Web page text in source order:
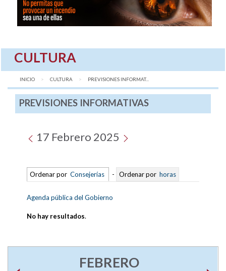
CULTURA
INICIO CULTURA AQUÍ:
PREVISIONES INFORMAT...
PREVISIONES INFORMATIVAS
17 Febrero 2025
Ordenar por Consejerías - Ordenar por horas
Agenda pública del Gobierno
No hay resultados.
FEBRERO